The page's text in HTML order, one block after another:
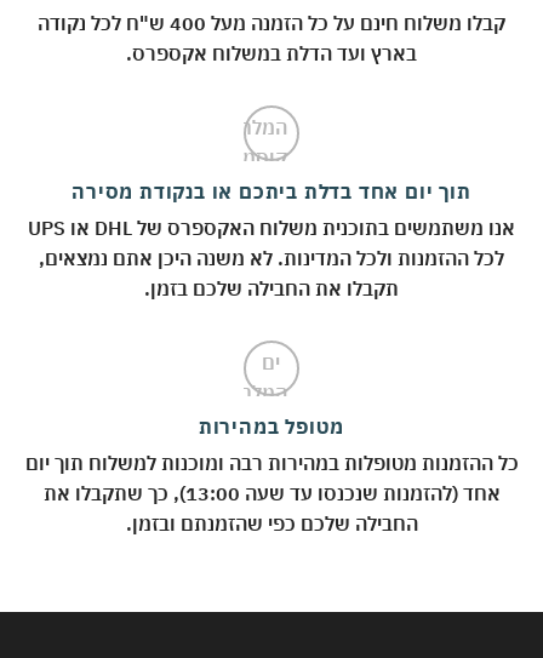
קבלו משלוח חינם על כל הזמנה מעל 400 ש"ח לכל נקודה
בארץ ועד הדלת במשלוח אקספרס.
תוך יום אחד בדלת ביתכם או בנקודת מסירה
אנו משתמשים בתוכנית משלוח האקספרס של DHL או UPS
לכל ההזמנות ולכל המדינות. לא משנה היכן אתם נמצאים,
תקבלו את החבילה שלכם בזמן.
מטופל במהירות
ההזמנות מטופלות במהירות רבה ומוכנות למשלוח תוך יום
אחד (להזמנות שנכנסו עד שעה 13:00), כך שתקבלו את
החבילה שלכם כפי שהזמנתם ובזמן.